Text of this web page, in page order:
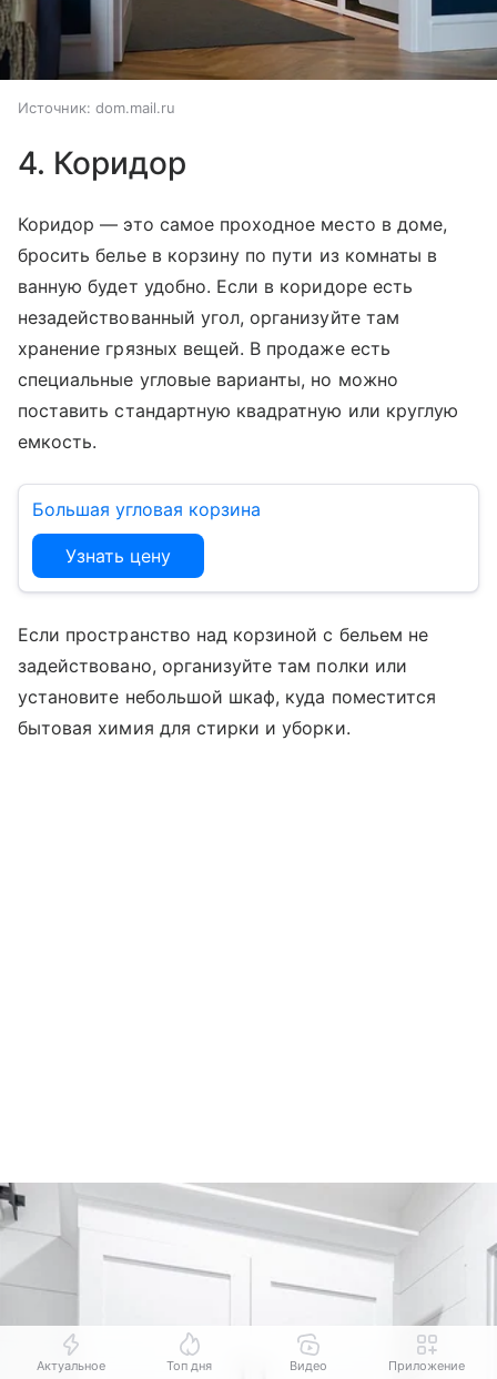
Источник: dom.mail.ru
4. Коридор
Коридор — это самое проходное место в доме,
бросить белье в корзину по пути из комнаты в
ванную будет удобно. Если в коридоре есть
незадействованный угол, организуйте там
хранение грязных вещей. В продаже есть
специальные угловые варианты, но можно
поставить стандартную квадратную или круглую
емкость.
Большая угловая корзина
Узнать цену
Если пространство над корзиной с бельем не
задействовано, организуйте там полки или
установите небольшой шкаф, куда поместится
бытовая химия для стирки и уборки.
Актуальное Топ дня Видео Приложение